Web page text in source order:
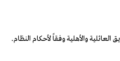
والأهلية وفقاً لأحكام النظام.